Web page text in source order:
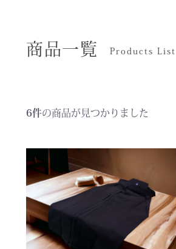
商品一覧 Products List
6件の商品が見つかりました